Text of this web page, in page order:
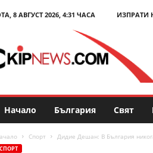
8 АВГУСТ 2026, 4:31 ЧАСА ИЗПРАТИ
Начало България Свят
Спорт Дидие Дешан: В България
СПОРТ